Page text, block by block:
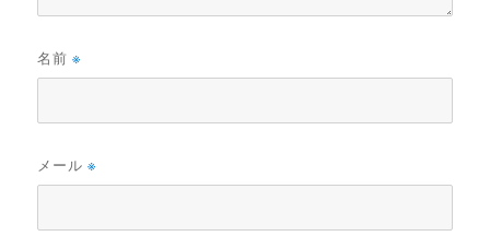
名前※
メール※